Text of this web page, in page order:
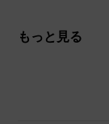
もっと見る